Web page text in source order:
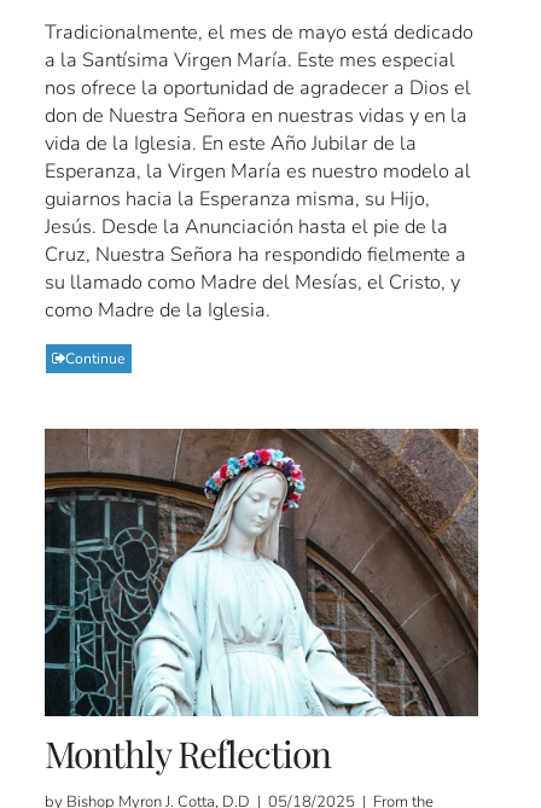
Tradicionalmente, el mes de mayo está dedicado
a la Santísima Virgen María. Este mes especial
nos ofrece la oportunidad de agradecer a Dios el
don de Nuestra Señora en nuestras vidas y en la
vida de la Iglesia. En este Año Jubilar de la
Esperanza, la Virgen María es nuestro modelo al
guiarnos hacia la Esperanza misma, su Hijo,
Jesús. Desde la Anunciación hasta el pie de la
Cruz, Nuestra Señora ha respondido fielmente a
su llamado como Madre del Mesías, el Cristo, y
como Madre de la Iglesia.
Continue
Monthly Reflection
by Bishop Myron J. Cotta, D.D | 05/18/2025 | From the